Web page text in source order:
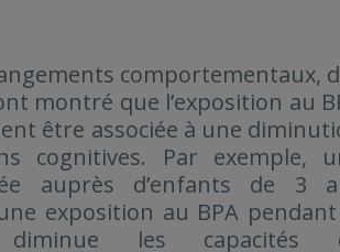
comportementaux,
montré que l’exposition au
être associée à une
cognitives. Par exemple,
auprès d’enfants de 3
exposition au BPA
diminue les capacités